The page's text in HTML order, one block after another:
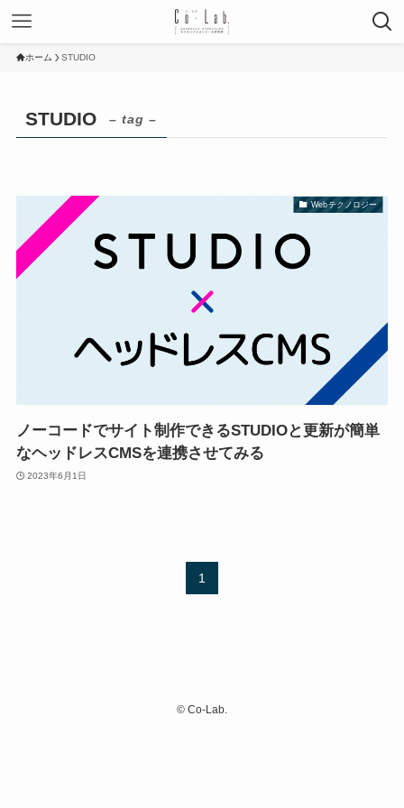
ホーム STUDIO
STUDIO – tag –
Webテクノロジー
ノーコードでサイト制作できるSTUDIOと更新が簡単
なヘッドレスCMSを連携させてみる
2023年6月1日
1
© Co-Lab.